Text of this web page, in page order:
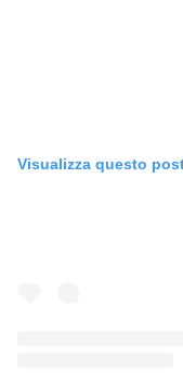
Visualizza questo